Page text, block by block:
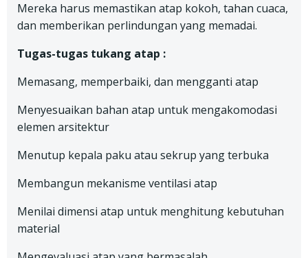
Mereka harus memastikan atap kokoh, tahan cuaca,
dan memberikan perlindungan yang memadai.
Tugas-tugas tukang atap :
Memasang, memperbaiki, dan mengganti atap
Menyesuaikan bahan atap untuk mengakomodasi
elemen arsitektur
Menutup kepala paku atau sekrup yang terbuka
Membangun mekanisme ventilasi atap
Menilai dimensi atap untuk menghitung kebutuhan
material